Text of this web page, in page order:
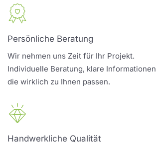
Persönliche Beratung
Wir nehmen uns Zeit für Ihr Projekt.
Individuelle Beratung, klare
die wirklich zu Ihnen passen.
Handwerkliche Qualität